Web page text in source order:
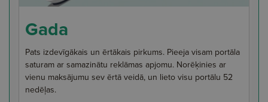
Gada
Pats izdevīgākais un ērtākais pirkums. Pieeja visam portāla
saturam ar samazinātu reklāmas apjomu. Norēķinies ar
vienu maksājumu sev ērtā veidā, un lieto visu portālu 52
nedēļas.